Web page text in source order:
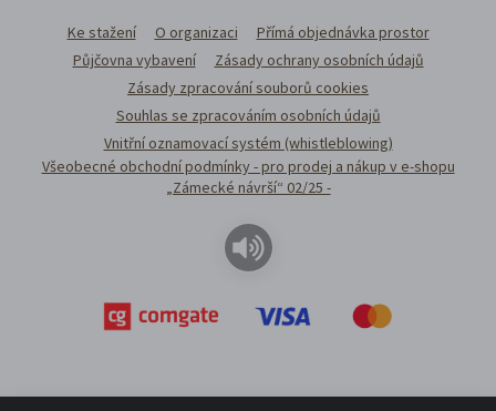
Ke stažení O organizaci
Přímá objednávka prostor
Půjčovna vybavení
Zásady ochrany osobních údajů
Zásady zpracování souborů cookies
Souhlas se zpracováním osobních údajů
Vnitřní oznamovací systém (whistleblowing)
Všeobecné obchodní podmínky - pro prodej a nákup v e-shopu
„Zámecké návrší“ 02/25 -